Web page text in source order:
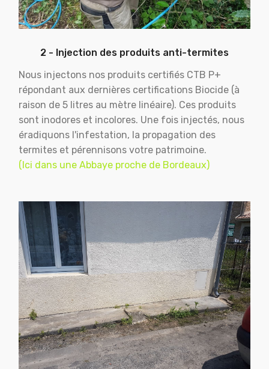
2 - Injection des produits anti-termites
Nous injectons nos produits certifiés CTB P+
répondant aux dernières certifications Biocide (à
raison de 5 litres au mètre linéaire). Ces produits
sont inodores et incolores. Une fois injectés, nous
éradiquons l'infestation, la propagation des
termites et pérennisons votre patrimoine.
(Ici dans une Abbaye proche de Bordeaux)